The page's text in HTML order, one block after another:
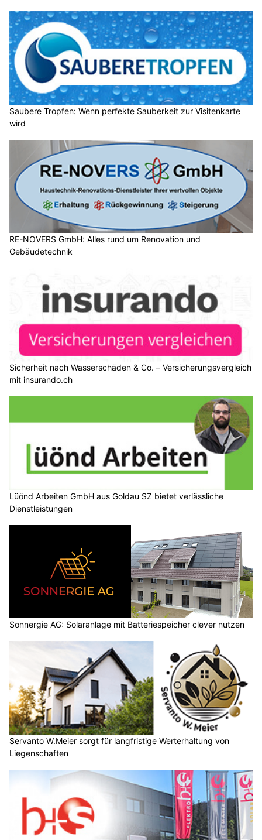
Saubere Tropfen: Wenn perfekte Sauberkeit zur Visitenkarte
wird
RE-NOVERS GmbH: Alles rund um Renovation und
Gebäudetechnik
Sicherheit nach Wasserschäden & Co. – Versicherungsvergleich
mit insurando.ch
Lüönd Arbeiten GmbH aus Goldau SZ bietet verlässliche
Dienstleistungen
Sonnergie AG: Solaranlage mit Batteriespeicher clever nutzen
Servanto W.Meier sorgt für langfristige Werterhaltung von
Liegenschaften